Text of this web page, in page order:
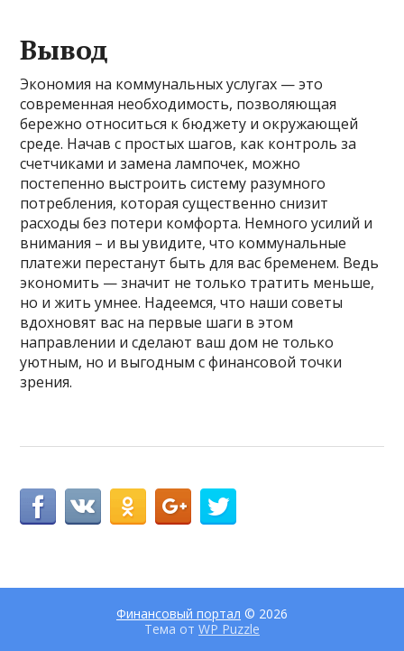
Вывод
Экономия на коммунальных услугах — это
современная необходимость, позволяющая
бережно относиться к бюджету и окружающей
среде. Начав с простых шагов, как контроль за
счетчиками и замена лампочек, можно
постепенно выстроить систему разумного
потребления, которая существенно снизит
расходы без потери комфорта. Немного усилий и
внимания – и вы увидите, что коммунальные
платежи перестанут быть для вас бременем. Ведь
экономить — значит не только тратить меньше,
но и жить умнее. Надеемся, что наши советы
вдохновят вас на первые шаги в этом
направлении и сделают ваш дом не только
уютным, но и выгодным с финансовой точки
зрения.
Финансовый портал © 2026
Тема от WP Puzzle